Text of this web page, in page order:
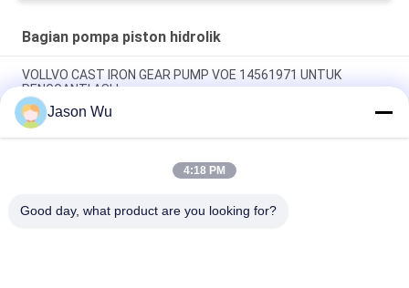
Bagian pompa piston hidrolik
VOLLVO CAST IRON GEAR PUMP VOE 14561971 UNTUK
PENGGANTI ASLI
VOLLVO CAST IRON GEAR PUMP VOE 14537295 UNTUK
PENGGANTI ASLI
VOLLVO CAST IRON GEAR PUMP VOE 14782798 UNTUK
Jason Wu
4:18 PM
Good day, what product are you looking for?